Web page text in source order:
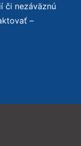
či nezáväznú
–